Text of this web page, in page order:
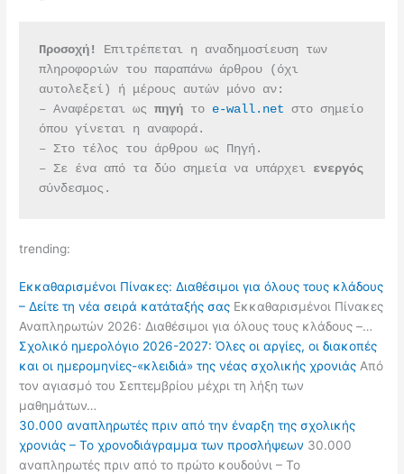
Προσοχή!
Επιτρέπεται η αναδημοσίευση των
πληροφοριών του παραπάνω άρθρου (όχι
αυτολεξεί) ή μέρους αυτών μόνο αν:
– Αναφέρεται ως πηγή το e-wall.net στο σημείο
όπου γίνεται η αναφορά.
– Στο τέλος του άρθρου ως Πηγή.
– Σε ένα από τα δύο σημεία να υπάρχει
ενεργός
σύνδεσμος.
trending:
Εκκαθαρισμένοι Πίνακες: Διαθέσιμοι για όλους τους κλάδους
– Δείτε τη νέα σειρά κατάταξής σας Εκκαθαρισμένοι Πίνακες
Αναπληρωτών 2026: Διαθέσιμοι για όλους τους κλάδους –…
Σχολικό ημερολόγιο 2026-2027: Όλες οι αργίες, οι διακοπές
και οι ημερομηνίες-«κλειδιά» της νέας σχολικής χρονιάς Από
τον αγιασμό του Σεπτεμβρίου μέχρι τη λήξη των
μαθημάτων…
30.000 αναπληρωτές πριν από την έναρξη της σχολικής
χρονιάς – Το χρονοδιάγραμμα των προσλήψεων 30.000
αναπληρωτές πριν από το πρώτο κουδούνι – Το